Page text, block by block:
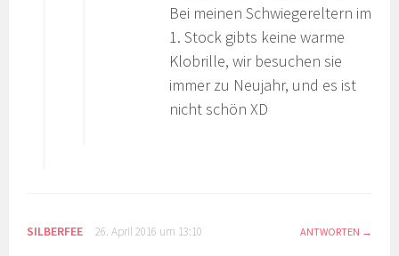
Bei meinen Schwiegereltern im
1. Stock gibts keine warme
Klobrille, wir besuchen sie
immer zu Neujahr, und es ist
nicht schön XD
SILBERFEE 26. April 2016 um 13:10 ANTWORTEN